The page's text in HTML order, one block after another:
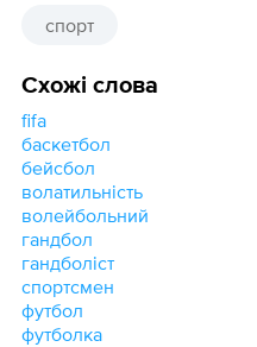
спорт
Схожі слова
fifa
баскетбол
бейсбол
волатильність
волейбольний
гандбол
гандболіст
спортсмен
футбол
футболка